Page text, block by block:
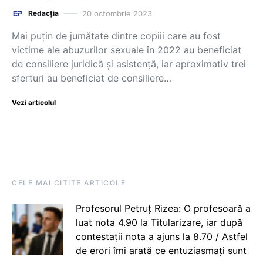
Redacția 20 octombrie 2023
Mai puțin de jumătate dintre copiii care au fost
victime ale abuzurilor sexuale în 2022 au beneficiat
de consiliere juridică și asistență, iar aproximativ trei
sferturi au beneficiat de consiliere…
Vezi articolul
CELE MAI CITITE ARTICOLE
Profesorul Petruț Rizea: O profesoară a
luat nota 4.90 la Titularizare, iar după
contestații nota a ajuns la 8.70 / Astfel
de erori îmi arată ce entuziasmați sunt